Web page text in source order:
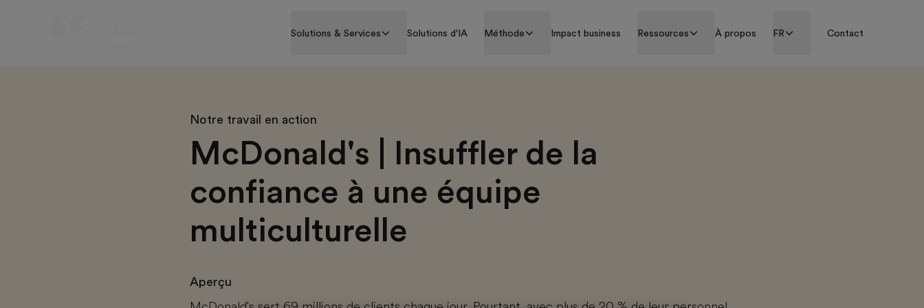
Solutions & Services Solutions d'IA Méthode Impact business Ressources À propos FR Contact
Notre travail en action
McDonald's | Insuffler de la
confiance à une équipe
multiculturelle
Aperçu